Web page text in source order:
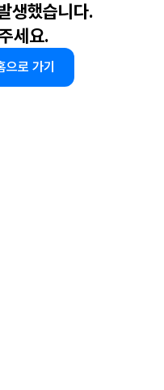
생했습니다.
세요.
으로 가기